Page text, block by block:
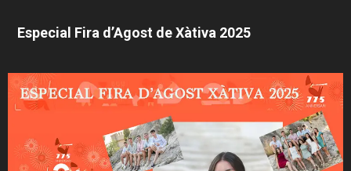
Especial Fira d’Agost de Xàtiva 2025